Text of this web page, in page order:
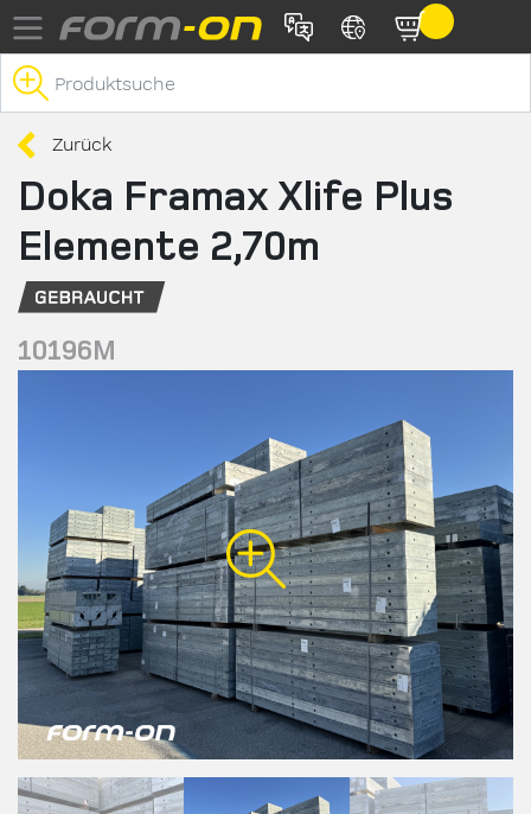
Direkt zum Inhalt
Zurück
Doka Framax Xlife Plus
Elemente 2,70m
10196M